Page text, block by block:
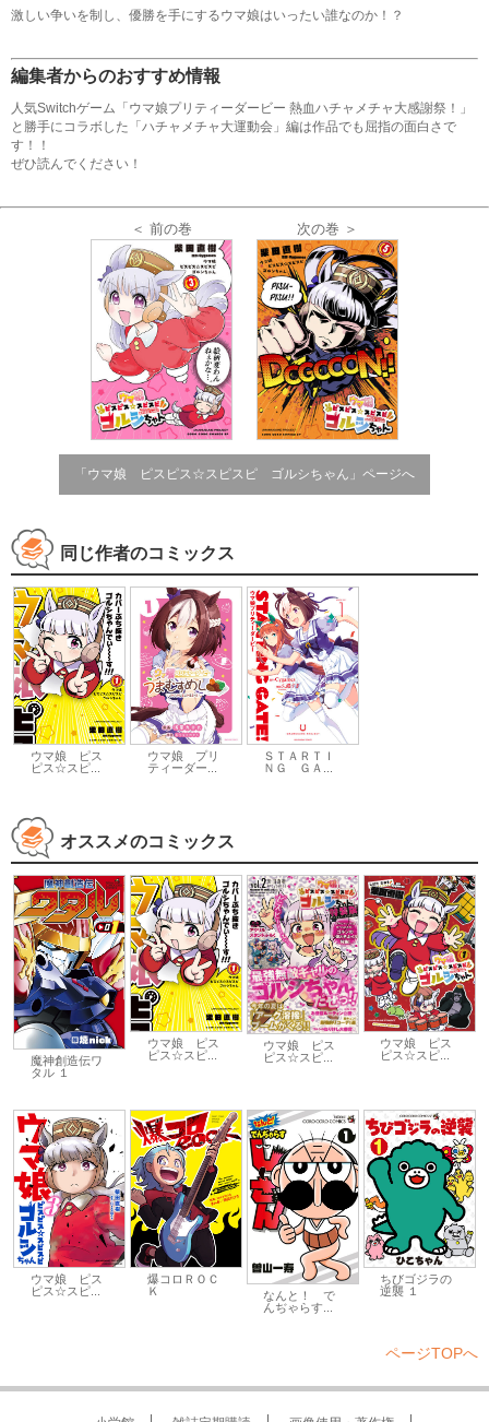
激しい争いを制し、優勝を手にするウマ娘はいったい誰なのか！？
編集者からのおすすめ情報
人気Switchゲーム「ウマ娘プリティーダービー 熱血ハチャメチャ大感謝祭！」
と勝手にコラボした「ハチャメチャ大運動会」編は作品でも屈指の面白さで
す！！
ぜひ読んでください！
＜ 前の巻 次の巻 ＞
「ウマ娘 ピスピス☆スピスピ ゴルシちゃん」ページへ
同じ作者のコミックス
ウマ娘 ピス
ピス☆スピ...
ウマ娘 プリ
ティーダー...
ＳＴＡＲＴＩ
ＮＧ ＧＡ...
オススメのコミックス
魔神創造伝ワ
タル １
ウマ娘 ピス
ピス☆スピ...
ウマ娘 ピス
ピス☆スピ...
ウマ娘 ピス
ピス☆スピ...
ウマ娘 ピス
ピス☆スピ...
爆コロＲＯＣ
Ｋ
なんと！ で
んぢゃらす...
ちびゴジラの
逆襲 １
ページTOPへ